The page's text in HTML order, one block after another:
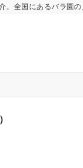
。全国にあるバラ園の